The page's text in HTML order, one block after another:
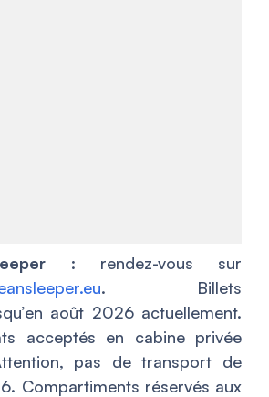
: rendez-vous sur
. Billets
août 2026 actuellement.
acceptés en cabine privée
pas de transport de
Compartiments réservés aux